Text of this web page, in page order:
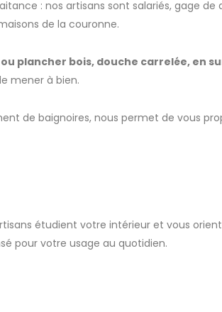
: nos artisans sont salariés, gage de
de la couronne.
plancher bois, douche carrelée, en
mener à bien.
de baignoires, nous permet de vous
étudient votre intérieur et vous
pour votre usage au quotidien.